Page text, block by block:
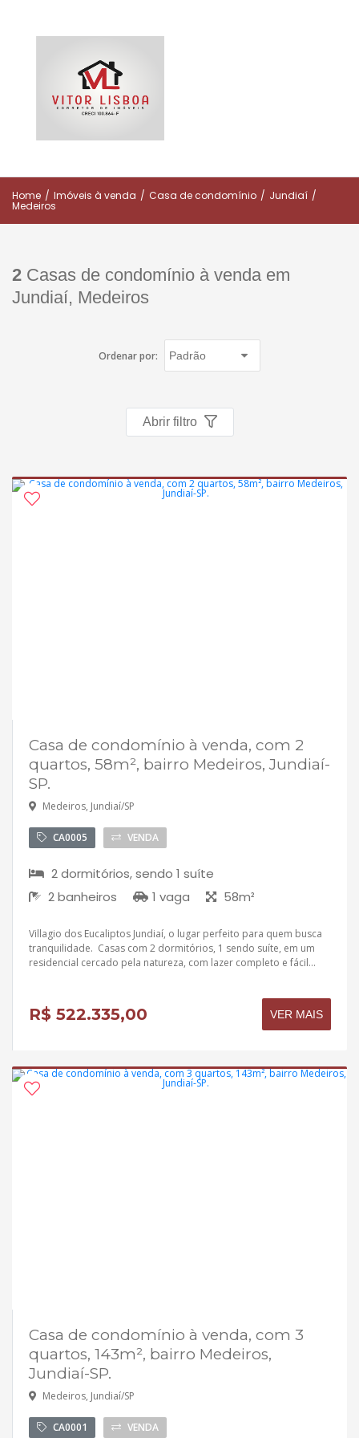
Home / Imóveis à venda / Casa de condomínio / Jundiaí /
Medeiros
2 Casas de condomínio à venda em
Jundiaí, Medeiros
Ordenar por:
Abrir filtro
Casa de condomínio à venda, com 2
quartos, 58m², bairro Medeiros, Jundiaí-
SP.
Medeiros, Jundiaí/SP
CA0005 VENDA
2 dormitórios, sendo 1 suíte
2 banheiros
1 vaga 58m²
Villagio dos Eucaliptos Jundiaí, o lugar perfeito para quem busca
tranquilidade. Casas com 2 dormitórios, 1 sendo suíte, em um
residencial cercado pela natureza, com lazer completo e fácil...
R$ 522.335,00 VER MAIS
Casa de condomínio à venda, com 3
quartos, 143m², bairro Medeiros,
Jundiaí-SP.
Medeiros, Jundiaí/SP
CA0001 VENDA